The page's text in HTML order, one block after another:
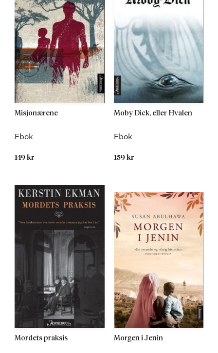
Misjonærene
Ebok
149 kr
Moby Dick, eller Hvalen
Ebok
159 kr
Mordets praksis Morgen i Jenin